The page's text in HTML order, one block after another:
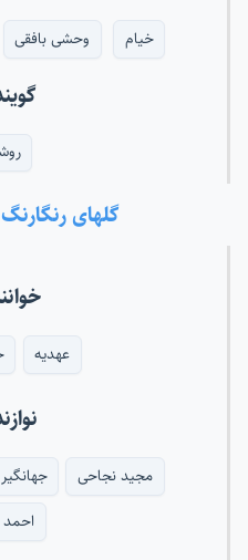
خیام وحشی بافقی
گلهای رنگارنگ ۵۳۶ -
عهدیه
مجید نجاحی